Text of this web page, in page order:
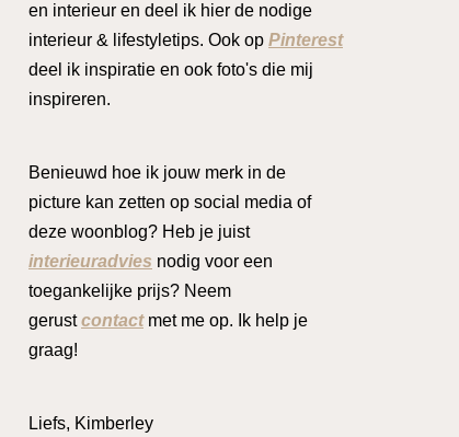
en interieur en deel ik hier de nodige
interieur & lifestyletips. Ook op Pinterest
deel ik inspiratie en ook foto's die mij
inspireren.
Benieuwd hoe ik jouw merk in de
picture kan zetten op social media of
deze woonblog? Heb je juist
interieuradvies nodig voor een
toegankelijke prijs? Neem
gerustcontactmet me op. Ik help je
graag!
Liefs, Kimberley